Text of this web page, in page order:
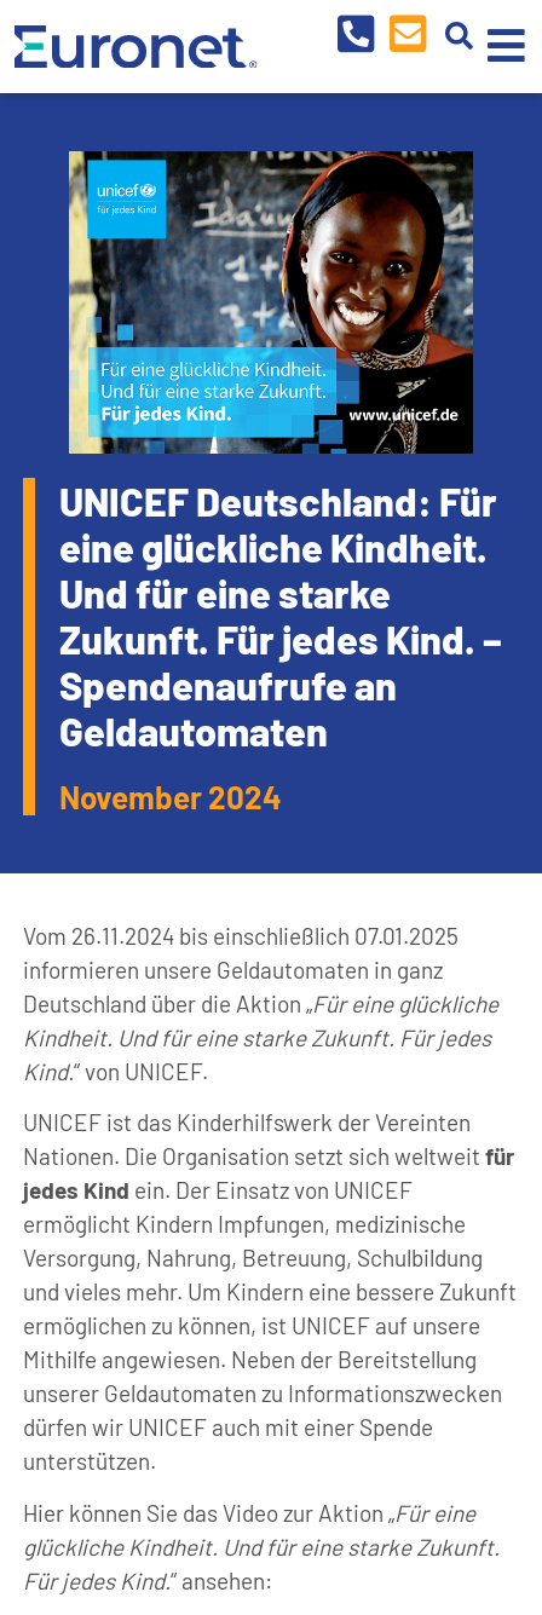
UNICEF Deutschland: Für
eine glückliche Kindheit.
Und für eine starke
Zukunft. Für jedes Kind. –
Spendenaufrufe an
Geldautomaten
November 2024
Vom 26.11.2024 bis einschließlich 07.01.2025
informieren unsere Geldautomaten in ganz
Deutschland über die Aktion „Für eine glückliche
Kindheit. Und für eine starke Zukunft. Für jedes
Kind.“ von UNICEF.
UNICEF ist das Kinderhilfswerk der Vereinten
Nationen. Die Organisation setzt sich weltweit für
jedes Kind ein. Der Einsatz von UNICEF
ermöglicht Kindern Impfungen, medizinische
Versorgung, Nahrung, Betreuung, Schulbildung
und vieles mehr. Um Kindern eine bessere Zukunft
ermöglichen zu können, ist UNICEF auf unsere
Mithilfe angewiesen. Neben der Bereitstellung
unserer Geldautomaten zu Informationszwecken
dürfen wir UNICEF auch mit einer Spende
unterstützen.
Hier können Sie das Video zur Aktion „Für eine
glückliche Kindheit. Und für eine starke Zukunft.
Für jedes Kind.“ ansehen: